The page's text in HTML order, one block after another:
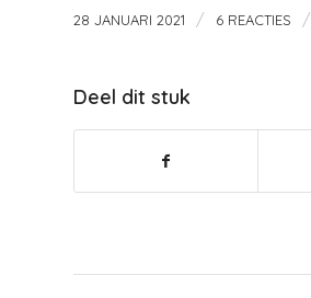
28 JANUARI 2021 / 6 REACTIES /
Deel dit stuk